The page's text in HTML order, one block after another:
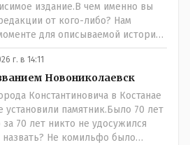
издание.В чем именно вы
от кого-либо? Нам
для описываемой истории.
бы дополнительным
вопрос от любого читателя.
не будет. Но мы будем
объективную информацию. А
если выяснятся новые
г. в 14:11
Новониколаевск
Константиновича в Костанае
установили памятник.Было 70 лет
за 70 лет никто не удосужился
Не комильфо было